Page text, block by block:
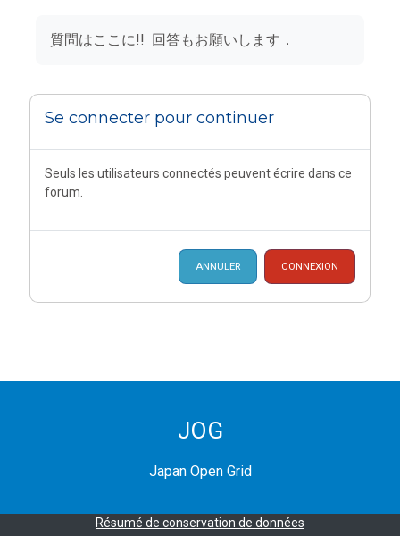
質問はここに!! 回答もお願いします．
Se connecter pour continuer
Seuls les utilisateurs connectés peuvent écrire dans ce
forum.
ANNULER CONNEXION
JOG
Japan Open Grid
Résumé de conservation de données